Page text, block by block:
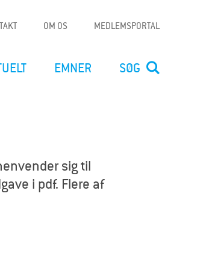
OM OS MEDLEMSPORTAL
EMNER SØG
sig til
i pdf. Flere af